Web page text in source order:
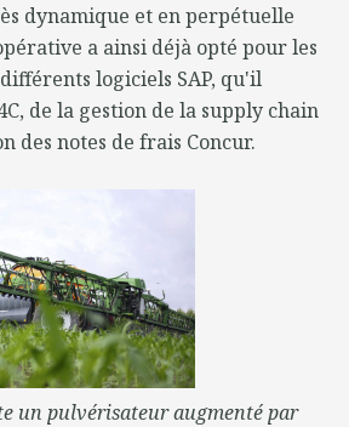
dynamique et en perpétuelle
a ainsi déjà opté pour les
logiciels SAP, qu'il
de la gestion de la supply chain
des notes de frais Concur.
un pulvérisateur augmenté par